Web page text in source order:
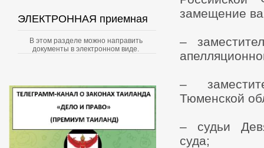
ЭЛЕКТРОННАЯ приемная
В этом разделе можно направить
документы в электронном виде.
замещение
–
–
Тюменской
– судьи
суда;